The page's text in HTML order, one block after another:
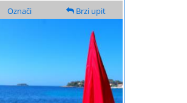
Označi Brzi upit